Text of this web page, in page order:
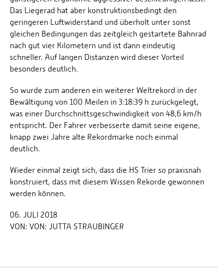
Das Liegerad hat aber konstruktionsbedingt den
geringeren Luftwiderstand und überholt unter sonst
gleichen Bedingungen das zeitgleich gestartete Bahnrad
nach gut vier Kilometern und ist dann eindeutig
schneller. Auf langen Distanzen wird dieser Vorteil
besonders deutlich.
So wurde zum anderen ein weiterer Weltrekord in der
Bewältigung von 100 Meilen in 3:18:39 h zurückgelegt,
was einer Durchschnittsgeschwindigkeit von 48,6 km/h
entspricht. Der Fahrer verbesserte damit seine eigene,
knapp zwei Jahre alte Rekordmarke noch einmal
deutlich.
Wieder einmal zeigt sich, dass die HS Trier so praxisnah
konstruiert, dass mit diesem Wissen Rekorde gewonnen
werden können.
06. JULI 2018
VON: VON: JUTTA STRAUBINGER